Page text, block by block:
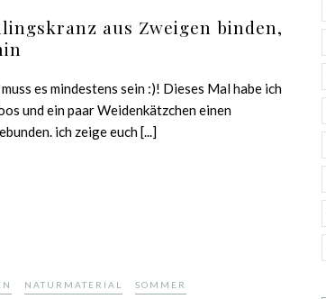
aus Zweigen binden,
es mindestens sein :)! Dieses Mal habe ich
und ein paar Weidenkätzchen einen
ich zeige euch [...]
NATURMATERIAL SOMMER